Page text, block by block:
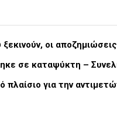
οι
σε καταψύκτη –
για την